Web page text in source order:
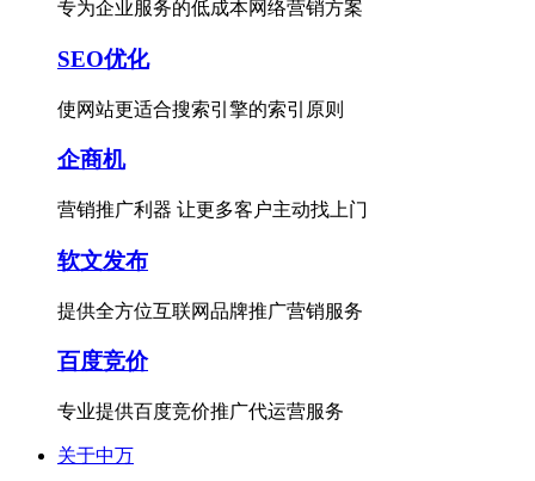
专为企业服务的低成本网络营销方案
SEO优化
使网站更适合搜索引擎的索引原则
企商机
营销推广利器 让更多客户主动找上门
软文发布
提供全方位互联网品牌推广营销服务
百度竞价
专业提供百度竞价推广代运营服务
关于中万